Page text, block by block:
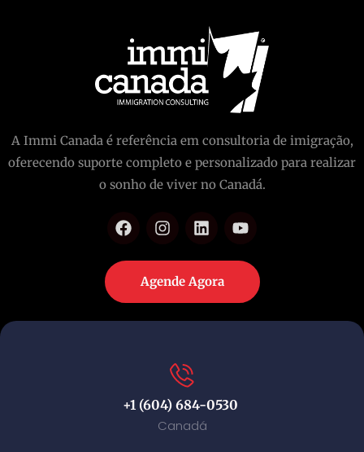
A Immi Canada é referência em consultoria de imigração,
oferecendo suporte completo e personalizado para realizar
o sonho de viver no Canadá.
Agende Agora
+1 (604) 684-0530
Canadá